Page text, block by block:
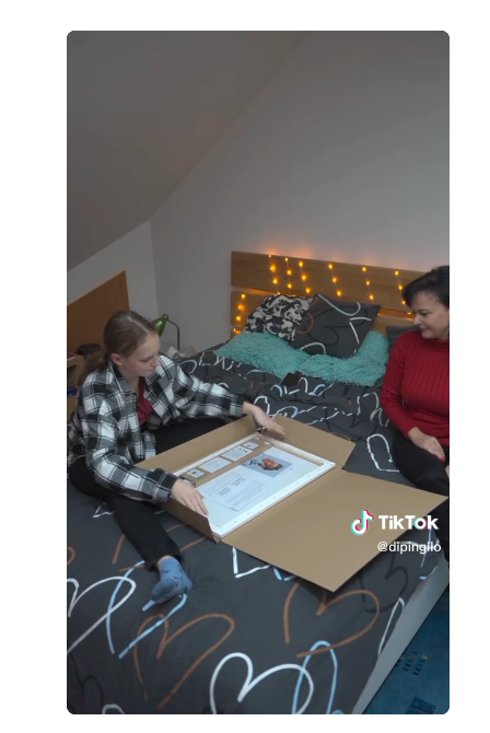
Unmute Loaded